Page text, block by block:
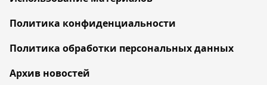
Политика конфиденциальности
Политика обработки персональных данных
Архив новостей